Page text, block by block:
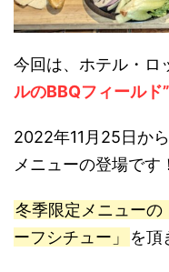
今回は、ホテル・ロ
ルのBBQフィールド”
2022年11月25日か
メニューの登場です！
冬季限定メニュー
ーフシチュー」
を